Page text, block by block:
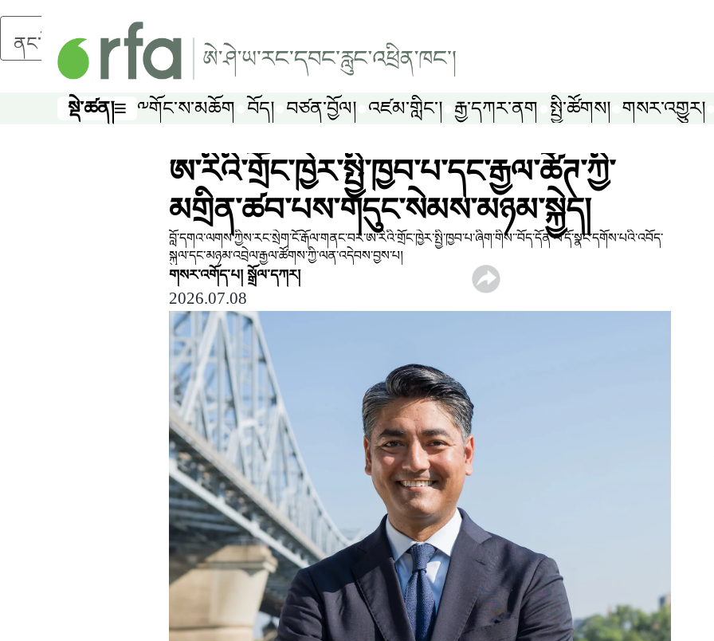
ནང་དོན་གཙོ་བོར་མཆོང་།
སྡེ་ཚན།
སྡེ་ཚན། ༸གོང་ས་མཆོག བོད། བཙན་བྱོལ། འཛམ་གླིང༌། རྒྱ་དཀར་ནག སྤྱི་ཚོགས། གསར་འགྱུར།
ཨ་རིའི་གྲོང་ཁྱེར་སྤྱི་ཁྱབ་པ་དང་རྒྱལ་ཚོཊ་ཀྱི་
མགྲིན་ཚབ་པས་གདུང་སེམས་མཉམ་སྐྱེད།
བློ་དགའ་ལགས་ཀྱིས་རང་སྲེག་ངོ་རྒོལ་གནང་བར་ཨ་རིའི་གྲོང་ཁྱེར་སྤྱི་ཁྱབ་པ་ཞིག་གིས་་བོད་དོན་ལ་དོ་སྣང་དགོས་པའི་འབོད་
སྐུལ་དང་མཉམ་འབྲེལ་རྒྱལ་ཚོགས་ཀྱི་ལན་འདེབས་བྱས་པ།
གསར་འགོད་པ། སྒྲོལ་དཀར།
2026.07.08